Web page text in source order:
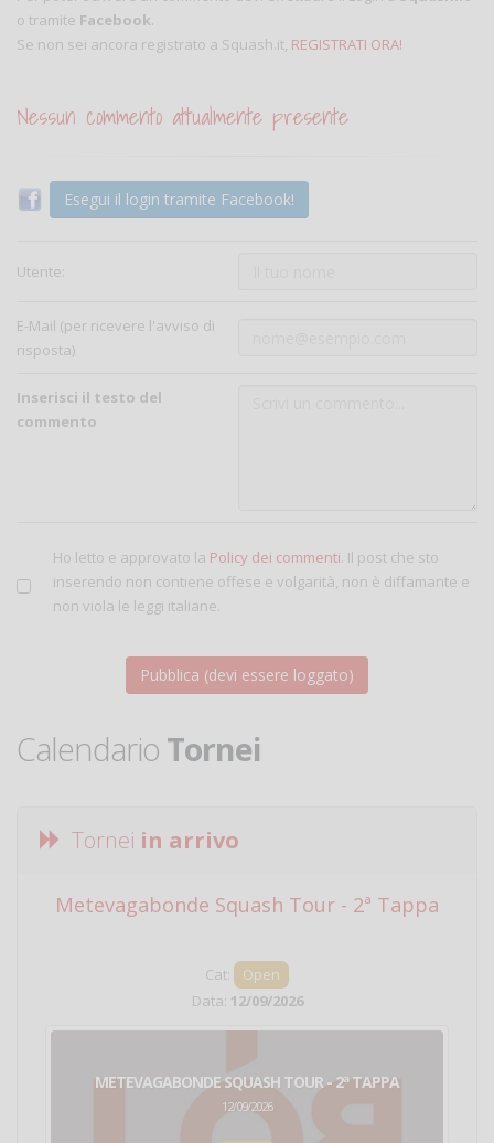
o tramite Facebook.
Se non sei ancora registrato a Squash.it, REGISTRATI ORA!
Nessun commento attualmente presente
Esegui il login tramite Facebook!
Utente:
E-Mail (per ricevere l'avviso di
risposta)
Inserisci il testo del
commento
Ho letto e approvato la Policy dei commenti. Il post che sto
inserendo non contiene offese e volgarità, non è diffamante e
non viola le leggi italiane.
Calendario Tornei
Tornei in arrivo
Metevagabonde Squash Tour - 2ª Tappa
Cat:
Open
Data: 12/09/2026
METEVAGABONDE SQUASH TOUR - 2ª TAPPA
12/09/2026